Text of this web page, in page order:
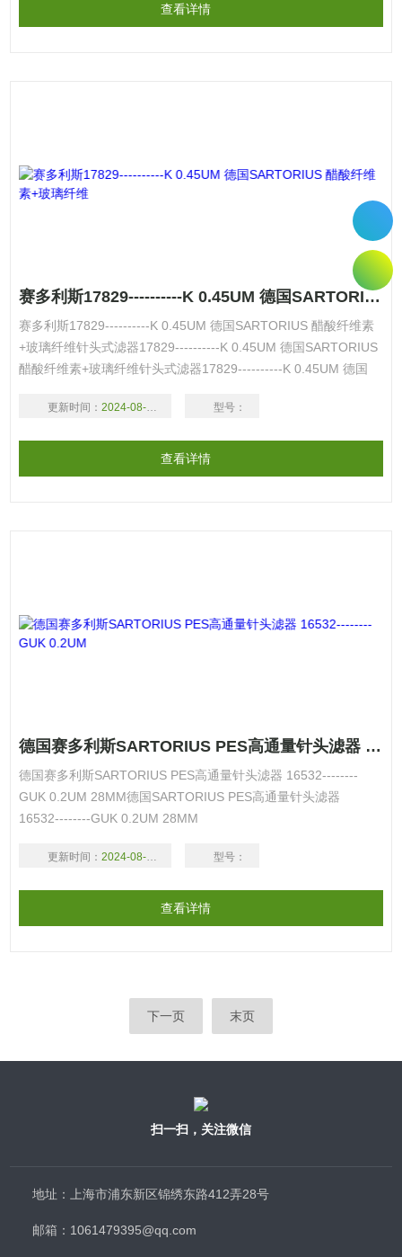
查看详情
赛多利斯17829----------K 0.45UM 德国SARTORIUS 醋酸纤维素+玻璃纤维
赛多利斯17829----------K 0.45UM 德国SARTORIUS 醋酸纤维素
+玻璃纤维针头式滤器17829----------K 0.45UM 德国SARTORIUS
醋酸纤维素+玻璃纤维针头式滤器17829----------K 0.45UM 德国
更新时间： 2024-08-18 型号：
查看详情
德国赛多利斯SARTORIUS PES高通量针头滤器 16532--------GUK 0.2UM
德国赛多利斯SARTORIUS PES高通量针头滤器 16532--------
GUK 0.2UM 28MM德国SARTORIUS PES高通量针头滤器
16532--------GUK 0.2UM 28MM
更新时间： 2024-08-18 型号：
查看详情
下一页 末页
扫一扫，关注微信
地址：上海市浦东新区锦绣东路412弄28号
邮箱：1061479395@qq.com